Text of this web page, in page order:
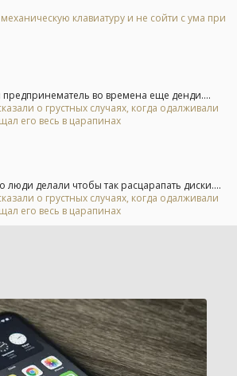
клавиатуру и не сойти с ума при
во времена еще денди....
о грустных случаях, когда одалживали
его весь в царапинах
люди делали чтобы так расцарапать диски....
о грустных случаях, когда одалживали
его весь в царапинах